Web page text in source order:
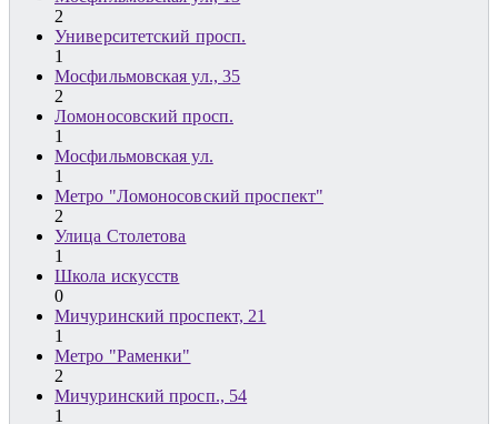
2
Университетский просп.
1
Мосфильмовская ул., 35
2
Ломоносовский просп.
1
Мосфильмовская ул.
1
Метро "Ломоносовский проспект"
2
Улица Столетова
1
Школа искусств
0
Мичуринский проспект, 21
1
Метро "Раменки"
2
Мичуринский просп., 54
1